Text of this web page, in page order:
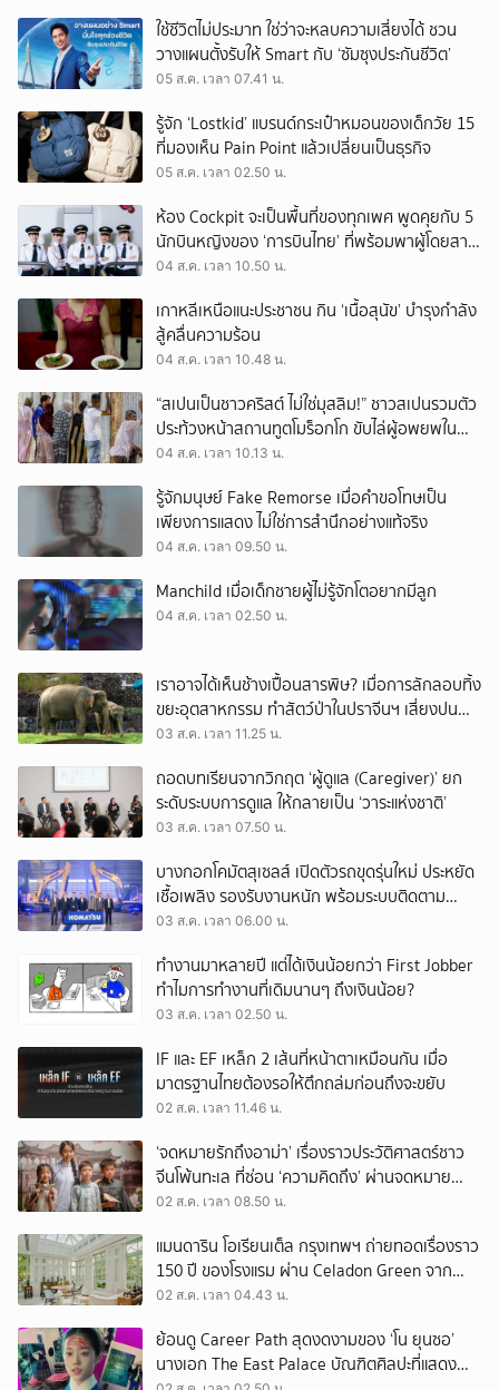
ใช้ชีวิตไม่ประมาท ใช่ว่าจะหลบความเสี่ยงได้ ชวน
วางแผนตั้งรับให้ Smart กับ ‘ซัมซุงประกันชีวิต’
05 ส.ค. เวลา 07.41 น.
รู้จัก ‘Lostkid’ แบรนด์กระเป๋าหมอนของเด็กวัย 15
ที่มองเห็น Pain Point แล้วเปลี่ยนเป็นธุรกิจ
05 ส.ค. เวลา 02.50 น.
ห้อง Cockpit จะเป็นพื้นที่ของทุกเพศ พูดคุยกับ 5
นักบินหญิงของ ‘การบินไทย’ ที่พร้อมพาผู้โดยสาร
บินไปทั่วโลก
04 ส.ค. เวลา 10.50 น.
เกาหลีเหนือแนะประชาชน กิน ‘เนื้อสุนัข’ บำรุงกำลัง
สู้คลื่นความร้อน
04 ส.ค. เวลา 10.48 น.
“สเปนเป็นชาวคริสต์ ไม่ใช่มุสลิม!” ชาวสเปนรวมตัว
ประท้วงหน้าสถานทูตโมร็อกโก ขับไล่ผู้อพยพใน
เมืองเซวตาออกนอกประเทศ
04 ส.ค. เวลา 10.13 น.
รู้จักมนุษย์ Fake Remorse เมื่อคำขอโทษเป็น
เพียงการแสดง ไม่ใช่การสำนึกอย่างแท้จริง
04 ส.ค. เวลา 09.50 น.
Manchild เมื่อเด็กชายผู้ไม่รู้จักโตอยากมีลูก
04 ส.ค. เวลา 02.50 น.
เราอาจได้เห็นช้างเปื้อนสารพิษ? เมื่อการลักลอบทิ้ง
ขยะอุตสาหกรรม ทำสัตว์ป่าในปราจีนฯ เสี่ยงปน
เปื้อน
03 ส.ค. เวลา 11.25 น.
ถอดบทเรียนจากวิกฤต ‘ผู้ดูแล (Caregiver)’ ยก
ระดับระบบการดูแล ให้กลายเป็น ‘วาระแห่งชาติ’
03 ส.ค. เวลา 07.50 น.
บางกอกโคมัตสุเซลส์ เปิดตัวรถขุดรุ่นใหม่ ประหยัด
เชื้อเพลิง รองรับงานหนัก พร้อมระบบติดตาม
เครื่องจักรผ่านดาวเทียม
03 ส.ค. เวลา 06.00 น.
ทำงานมาหลายปี แต่ได้เงินน้อยกว่า First Jobber
ทำไมการทำงานที่เดิมนานๆ ถึงเงินน้อย?
03 ส.ค. เวลา 02.50 น.
IF และ EF เหล็ก 2 เส้นที่หน้าตาเหมือนกัน เมื่อ
มาตรฐานไทยต้องรอให้ตึกถล่มก่อนถึงจะขยับ
02 ส.ค. เวลา 11.46 น.
‘จดหมายรักถึงอาม่า’ เรื่องราวประวัติศาสตร์ชาว
จีนโพ้นทะเล ที่ซ่อน ‘ความคิดถึง’ ผ่านจดหมาย
‘โพยก๊วน’
02 ส.ค. เวลา 08.50 น.
แมนดาริน โอเรียนเต็ล กรุงเทพฯ ถ่ายทอดเรื่องราว
150 ปี ของโรงแรม ผ่าน Celadon Green จาก
เครื่องศิลาดล
02 ส.ค. เวลา 04.43 น.
ย้อนดู Career Path สุดงดงามของ ‘โน ยุนซอ’
นางเอก The East Palace บัณฑิตศิลปะที่แสดง